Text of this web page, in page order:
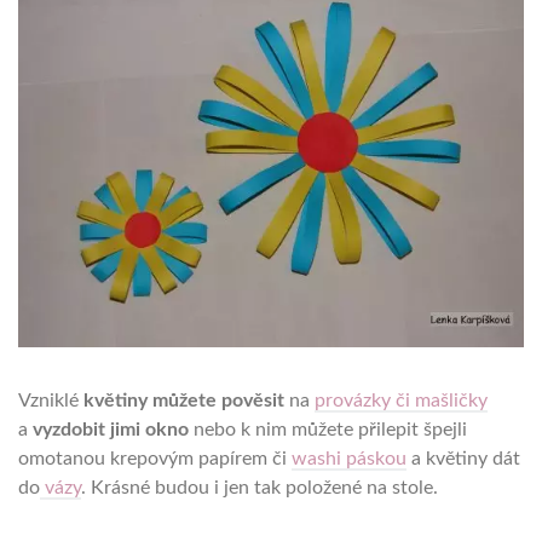
Vzniklé květiny můžete pověsit na provázky či mašličky
a vyzdobit jimi okno nebo k nim můžete přilepit špejli
omotanou krepovým papírem či washi páskou a květiny dát
do vázy. Krásné budou i jen tak položené na stole.